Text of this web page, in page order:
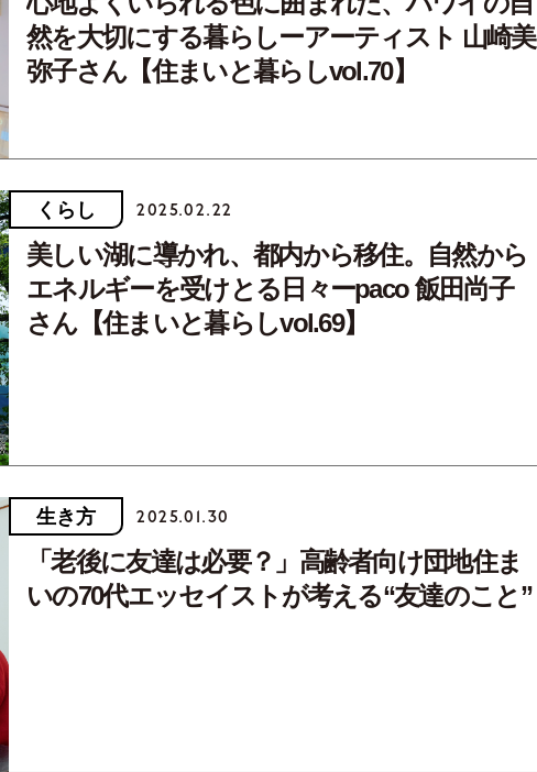
然を大切にする暮らしーアーティスト 山崎美
弥子さん【住まいと暮らしvol.70】
くらし 2025.02.22
美しい湖に導かれ、都内から移住。自然から
エネルギーを受けとる日々ーpaco 飯田尚子
さん【住まいと暮らしvol.69】
生き方 2025.01.30
「老後に友達は必要？」高齢者向け団地住ま
いの70代エッセイストが考える“友達のこと”